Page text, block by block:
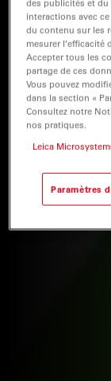
des publicités et
interactions avec
du contenu sur les
mesurer
Accepter tous les
partage de ces
Vous pouvez
dans la section «
Consultez notre
nos pratiques.
Leica
Paramètres